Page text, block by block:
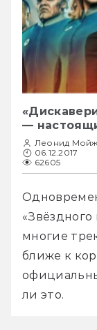
—
Леонид
06.12.2017
62605
многие
ближе к
ли это.